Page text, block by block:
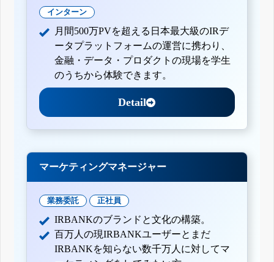
インターン
月間500万PVを超える日本最大級のIRデ
ータプラットフォームの運営に携わり、
金融・データ・プロダクトの現場を学生
のうちから体験できます。
Detail
マーケティングマネージャー
業務委託 正社員
IRBANKのブランドと文化の構築。
百万人の現IRBANKユーザーとまだ
IRBANKを知らない数千万人に対してマ